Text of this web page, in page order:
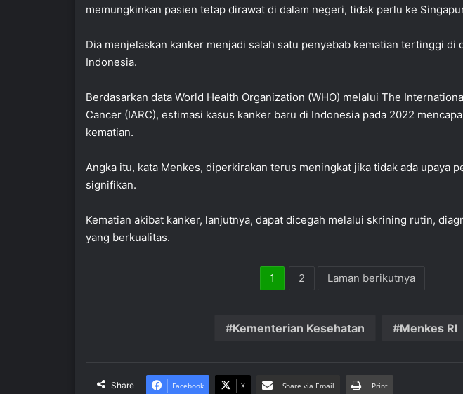
memungkinkan pasien tetap dirawat di dalam negeri, tidak perlu ke
Dia menjelaskan kanker menjadi salah satu penyebab kematian tertinggi di
Indonesia.
Berdasarkan data World Health Organization (WHO) melalui The
Cancer (IARC), estimasi kasus kanker baru di Indonesia pada 2022
kematian.
Angka itu, kata Menkes, diperkirakan terus meningkat jika tidak ada upaya
signifikan.
Kematian akibat kanker, lanjutnya, dapat dicegah melalui skrining rutin,
yang berkualitas.
1 2 Laman berikutnya
Kementerian Kesehatan Menkes RI
Share Facebook X Share via Email Print